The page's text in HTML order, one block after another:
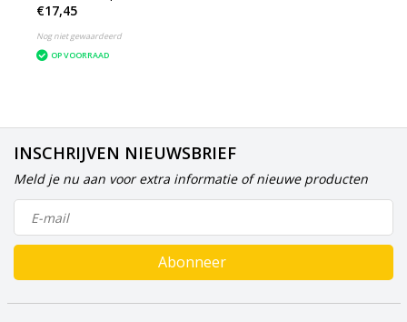
Hansen
€17,45
Nog niet gewaardeerd
OP VOORRAAD
INSCHRIJVEN NIEUWSBRIEF
Meld je nu aan voor extra informatie of nieuwe producten
Abonneer